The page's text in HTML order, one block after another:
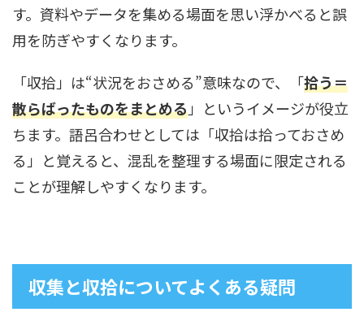
す。資料やデータを集める場面を思い浮かべると誤
用を防ぎやすくなります。
「収拾」は“状況をおさめる”意味なので、「拾う＝
散らばったものをまとめる」というイメージが役立
ちます。語呂合わせとしては「収拾は拾っておさめ
る」と覚えると、混乱を整理する場面に限定される
ことが理解しやすくなります。
収集と収拾についてよくある疑問